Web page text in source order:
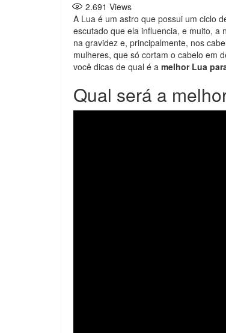
2.691 Views
A Lua é um astro que possui um ciclo
escutado que ela influencia, e muito, a
na gravidez e, principalmente, nos
mulheres, que só cortam o cabelo em
você dicas de qual é a melhor Lua
Qual será a